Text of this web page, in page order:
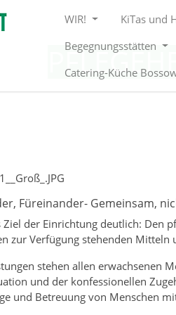
WIR!
KiTas und
Begegnungsstätten
Catering-Küche
Füreinander- Gemeinsam,
Ziel der Einrichtung deutlich: Den
zur Verfügung stehenden Mitteln
stehen allen erwachsenen
und der konfessionellen
und Betreuung von Menschen